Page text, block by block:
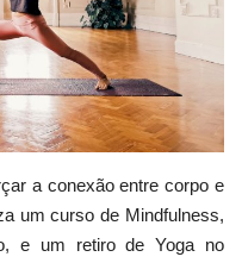
a conexão entre corpo e
um curso de Mindfulness,
e um retiro de Yoga no